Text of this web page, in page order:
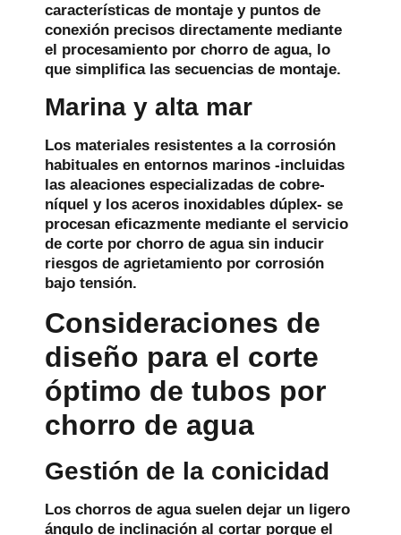
características de montaje y puntos de
conexión precisos directamente mediante
el procesamiento por chorro de agua, lo
que simplifica las secuencias de montaje.
Marina y alta mar
Los materiales resistentes a la corrosión
habituales en entornos marinos -incluidas
las aleaciones especializadas de cobre-
níquel y los aceros inoxidables dúplex- se
procesan eficazmente mediante el servicio
de corte por chorro de agua sin inducir
riesgos de agrietamiento por corrosión
bajo tensión.
Consideraciones de
diseño para el corte
óptimo de tubos por
chorro de agua
Gestión de la conicidad
Los chorros de agua suelen dejar un ligero
ángulo de inclinación al cortar porque el